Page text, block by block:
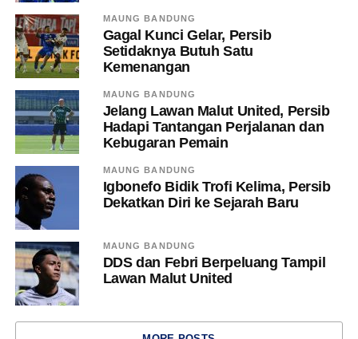
MAUNG BANDUNG
Gagal Kunci Gelar, Persib
Setidaknya Butuh Satu
Kemenangan
MAUNG BANDUNG
Jelang Lawan Malut United, Persib
Hadapi Tantangan Perjalanan dan
Kebugaran Pemain
MAUNG BANDUNG
Igbonefo Bidik Trofi Kelima, Persib
Dekatkan Diri ke Sejarah Baru
MAUNG BANDUNG
DDS dan Febri Berpeluang Tampil
Lawan Malut United